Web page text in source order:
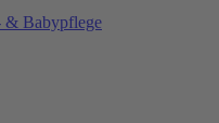
& Babypflege